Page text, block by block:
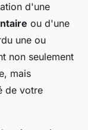
d'une
ou d'une
une ou
non seulement
mais
de votre